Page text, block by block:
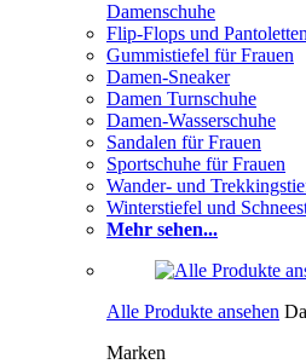
Damenschuhe
Flip-Flops und
Gummistiefel für Frauen
Damen-Sneaker
Damen Turnschuhe
Damen-Wasserschuhe
Sandalen für Frauen
Sportschuhe für Frauen
Wander- und
Winterstiefel und
Mehr sehen...
Alle Produkte ansehen
Marken